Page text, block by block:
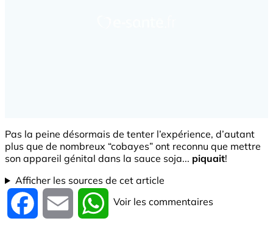
Pas la peine désormais de tenter l’expérience, d’autant
plus que de nombreux “cobayes” ont reconnu que mettre
son appareil génital dans la sauce soja... piquait!
Afficher les sources de cet article
Facebook Email WhatsApp
Voir les commentaires